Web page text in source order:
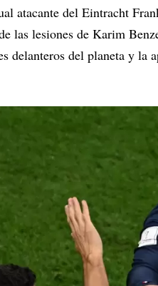
atacante del Eintracht
las lesiones de Karim
delanteros del planeta y la